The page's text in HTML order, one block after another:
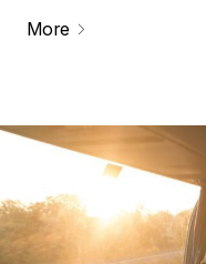
More